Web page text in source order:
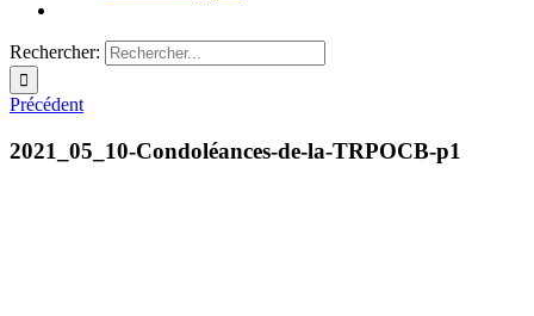
Rechercher:
Précédent
2021_05_10-Condoléances-de-la-TRPOCB-p1